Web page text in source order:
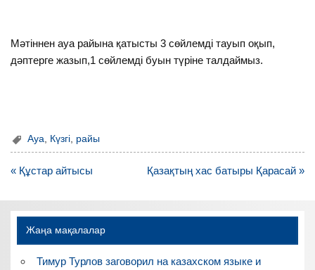
Мәтіннен ауа райына қатысты 3 сөйлемді тауып оқып,
дәптерге жазып,1 сөйлемді буын түріне талдаймыз.
Ауа Күзгі райы
Навигация
записям
« Құстар айтысы Қазақтың хас батыры Қарасай »
Жаңа мақалалар
Тимур Турлов заговорил на казахском языке и